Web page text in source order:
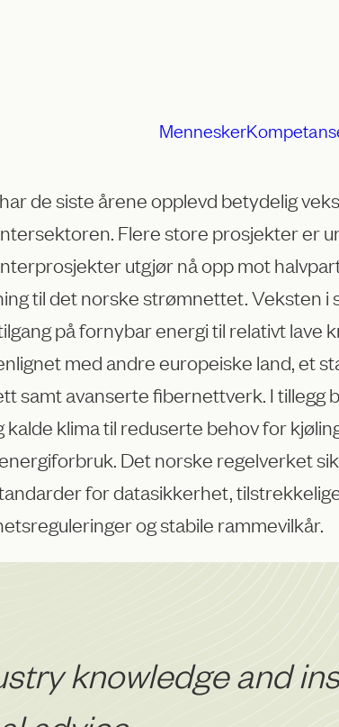
Mennesker
de siste årene opplevd betydelig
Flere store prosjekter er
utgjør nå opp mot
til det norske strømnettet. Veksten i
på fornybar energi til relativt lave
med andre europeiske land, et
samt avanserte fibernettverk. I tillegg
kalde klima til reduserte behov for
Det norske regelverket
for datasikkerhet,
og stabile rammevilkår.
knowledge and